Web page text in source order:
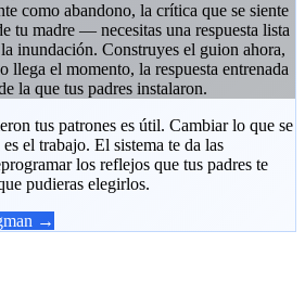
como abandono, la crítica que se siente
tu madre — necesitas una respuesta lista
inundación. Construyes el guion ahora,
llega el momento, la respuesta entrenada
la que tus padres instalaron.
tus patrones es útil. Cambiar lo que se
el trabajo. El sistema te da las
los reflejos que tus padres te
pudieras elegirlos.
→